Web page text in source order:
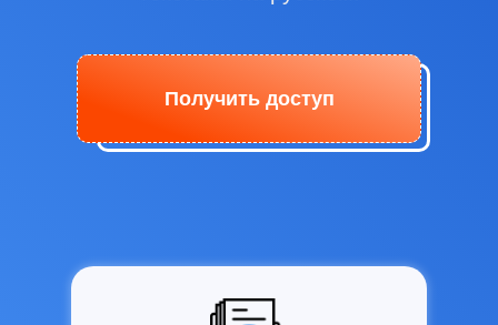
Получить доступ